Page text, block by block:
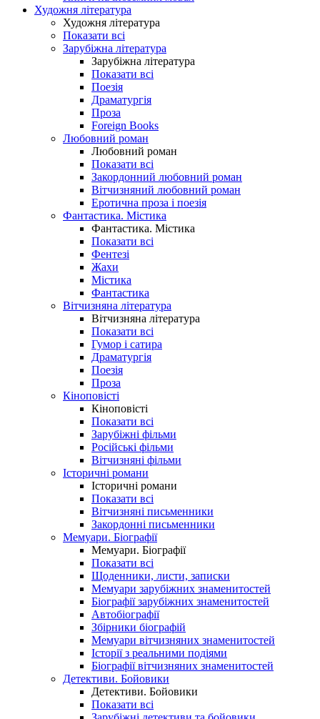
Художня література
Художня література
Показати всі
Зарубіжна література
Зарубіжна література
Показати всі
Поезія
Драматургія
Проза
Foreign Books
Любовний роман
Любовний роман
Показати всі
Закордонний любовний роман
Вітчизняний любовний роман
Еротична проза і поезія
Фантастика. Містика
Фантастика. Містика
Показати всі
Фентезі
Жахи
Містика
Фантастика
Вітчизняна література
Вітчизняна література
Показати всі
Гумор і сатира
Драматургія
Поезія
Проза
Кіноповісті
Кіноповісті
Показати всі
Зарубіжні фільми
Російські фільми
Вітчизняні фільми
Історичні романи
Історичні романи
Показати всі
Вітчизняні письменники
Закордонні письменники
Мемуари. Біографії
Мемуари. Біографії
Показати всі
Щоденники, листи, записки
Мемуари зарубіжних знаменитостей
Біографії зарубіжних знаменитостей
Автобіографії
Збірники біографій
Мемуари вітчизняних знаменитостей
Історії з реальними подіями
Біографії вітчизняних знаменитостей
Детективи. Бойовики
Детективи. Бойовики
Показати всі